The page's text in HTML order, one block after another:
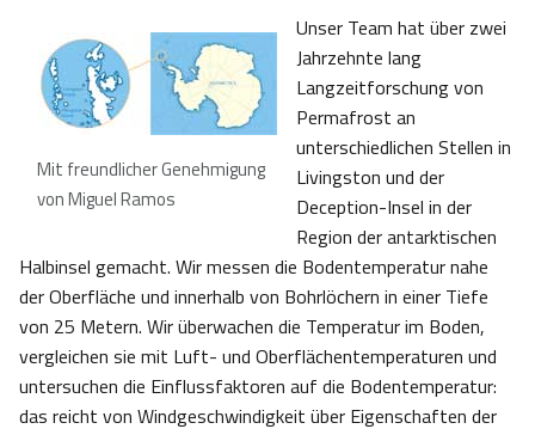
Mit freundlicher Genehmigung
von Miguel Ramos
Unser Team hat über zwei
Jahrzehnte lang
Langzeitforschung von
Permafrost an
unterschiedlichen Stellen in
Livingston und der
Deception-Insel in der
Region der antarktischen
Halbinsel gemacht. Wir messen die Bodentemperatur nahe
der Oberfläche und innerhalb von Bohrlöchern in einer Tiefe
von 25 Metern. Wir überwachen die Temperatur im Boden,
vergleichen sie mit Luft- und Oberflächentemperaturen und
untersuchen die Einflussfaktoren auf die Bodentemperatur:
das reicht von Windgeschwindigkeit über Eigenschaften der